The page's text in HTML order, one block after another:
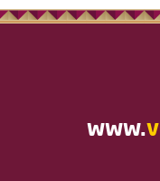
www.